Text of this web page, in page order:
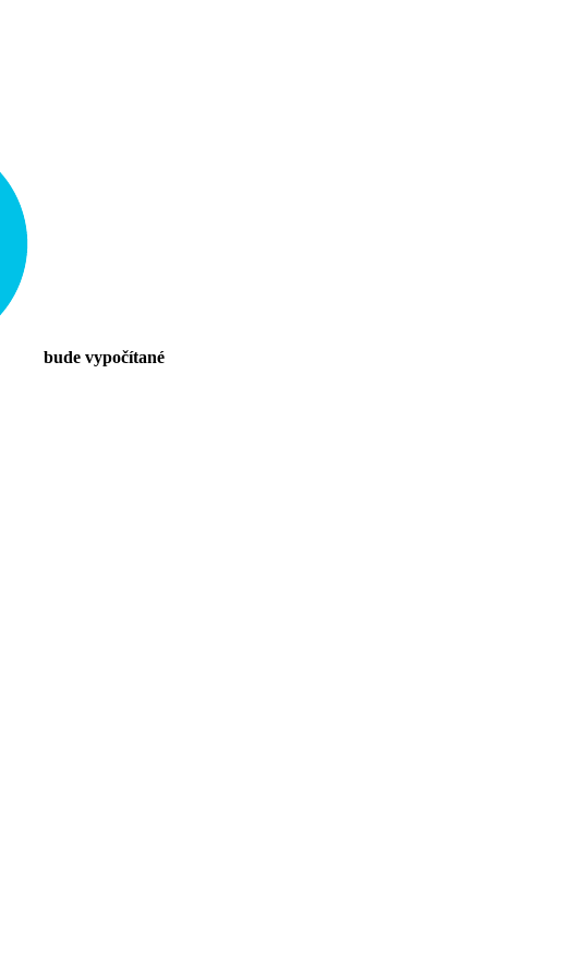
bude vypočítané